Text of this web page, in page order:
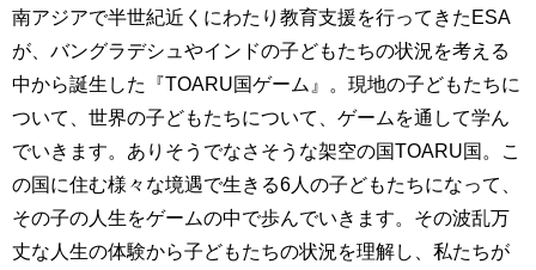
教
研
究
社
会
連
携
護
の
方
卒
生
の
方
南アジアで半世紀近くにわたり教育支援を行ってきたESA
が、バングラデシュやインドの子どもたちの状況を考える
中から誕生した『TOARU国ゲーム』。現地の子どもたちに
ついて、世界の子どもたちについて、ゲームを通して学ん
でいきます。ありそうでなさそうな架空の国TOARU国。こ
の国に住む様々な境遇で生きる6人の子どもたちになって、
その子の人生をゲームの中で歩んでいきます。その波乱万
丈な人生の体験から子どもたちの状況を理解し、私たちが